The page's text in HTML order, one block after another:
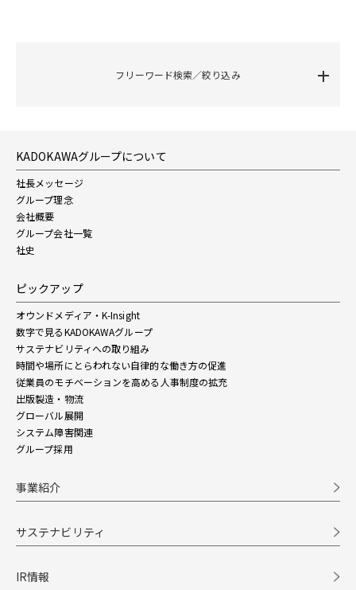
フリーワード検索／絞り込み
KADOKAWAグループについて
社長メッセージ
グループ理念
会社概要
グループ会社一覧
社史
ピックアップ
オウンドメディア・K-Insight
数字で見るKADOKAWAグループ
サステナビリティへの取り組み
時間や場所にとらわれない自律的な働き方の促進
従業員のモチベーションを高める人事制度の拡充
出版製造・物流
グローバル展開
システム障害関連
グループ採用
事業紹介
サステナビリティ
IR情報